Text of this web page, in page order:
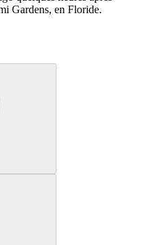
Gardens, en Floride.